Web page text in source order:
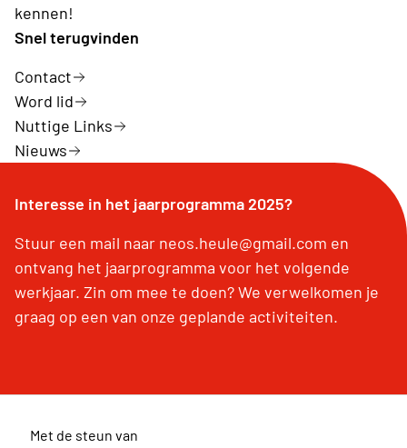
kennen!
Snel terugvinden
Contact
Word lid
Nuttige Links
Nieuws
Interesse in het jaarprogramma 2025?
Stuur een mail naar neos.heule@gmail.com en
ontvang het jaarprogramma voor het volgende
werkjaar. Zin om mee te doen? We verwelkomen je
graag op een van onze geplande activiteiten.
Met de steun van